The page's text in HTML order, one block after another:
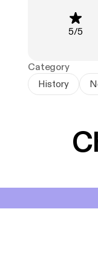
dramatisk i
flere
- Der var to
- Hvorfor blev
Rating
5/5
Category
History